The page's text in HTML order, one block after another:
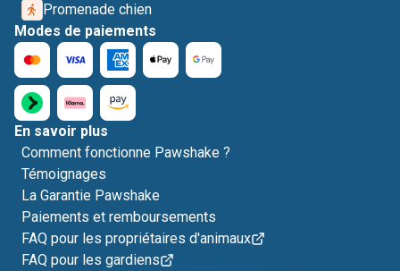
Promenade chien
Modes de paiements
En savoir plus
Comment fonctionne Pawshake ?
Témoignages
La Garantie Pawshake
Paiements et remboursements
FAQ pour les propriétaires d'animaux
FAQ pour les gardiens